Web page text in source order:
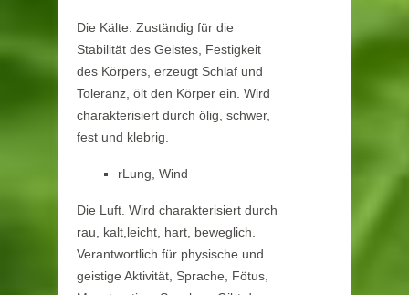
Die Kälte. Zuständig für die
Stabilität des Geistes, Festigkeit
des Körpers, erzeugt Schlaf und
Toleranz, ölt den Körper ein. Wird
charakterisiert durch ölig, schwer,
fest und klebrig.
rLung, Wind
Die Luft. Wird charakterisiert durch
rau, kalt,leicht, hart, beweglich.
Verantwortlich für physische und
geistige Aktivität, Sprache, Fötus,